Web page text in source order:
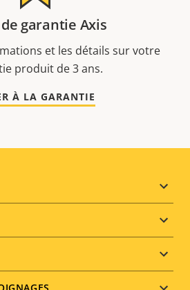
garantie Axis
et les détails sur votre
produit de 3 ans.
À LA GARANTIE